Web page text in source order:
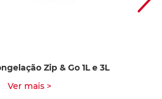
Zip & Go 1L e 3L
Ver mais >